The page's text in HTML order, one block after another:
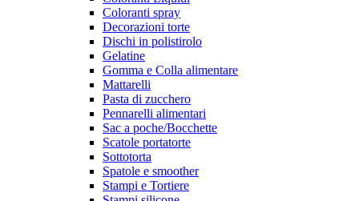
Coloranti spray
Decorazioni torte
Dischi in polistirolo
Gelatine
Gomma e Colla alimentare
Mattarelli
Pasta di zucchero
Pennarelli alimentari
Sac a poche/Bocchette
Scatole portatorte
Sottotorta
Spatole e smoother
Stampi e Tortiere